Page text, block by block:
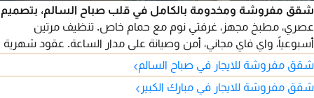
شقق مفروشة ومخدومة بالكامل في قلب صباح السالم، بتصميم
عصري، مطبخ مجهز، غرفتي نوم مع حمام خاص. تنظيف مرتين
أسبوعياً، واي فاي مجاني، أمن وصيانة على مدار الساعة. عقود شهرية
وسنوية، وموقع مميز قريب من المقاهي والجيم، وقهوة مختصة عند
مدخل البناية.
شقق مفروشة للايجار في صباح السالم›
شقق مفروشة للايجار في مبارك الكبير ›